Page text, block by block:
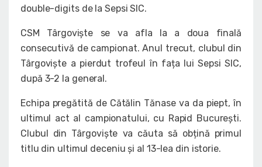
double-digits de la Sepsi SIC.
CSM Târgoviște se va afla la a doua finală
consecutivă de campionat. Anul trecut, clubul din
Târgoviște a pierdut trofeul în fața lui Sepsi SIC,
după 3-2 la general.
Echipa pregătită de Cătălin Tănase va da piept, în
ultimul act al campionatului, cu Rapid București.
Clubul din Târgoviște va căuta să obțină primul
titlu din ultimul deceniu și al 13-lea din istorie.